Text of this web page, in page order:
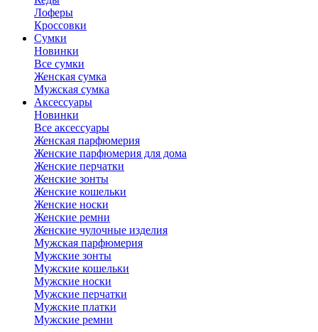
Лоферы
Кроссовки
Сумки
Новинки
Все сумки
Женская сумка
Мужская сумка
Аксессуары
Новинки
Все аксессуары
Женская парфюмерия
Женские парфюмерия для дома
Женские перчатки
Женские зонты
Женские кошельки
Женские носки
Женские ремни
Женские чулочные изделия
Мужская парфюмерия
Мужские зонты
Мужские кошельки
Мужские носки
Мужские перчатки
Мужские платки
Мужские ремни